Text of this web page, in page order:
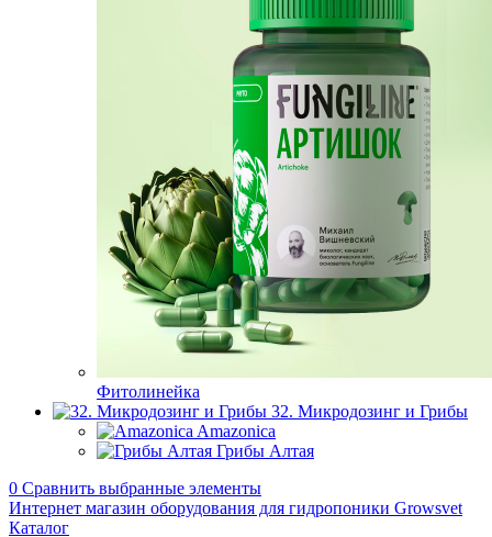
Фитолинейка
32. Микродозинг и Грибы
Amazonica
Грибы Алтая
0 Сравнить выбранные элементы
Интернет магазин оборудования для гидропоники Growsvet
Каталог